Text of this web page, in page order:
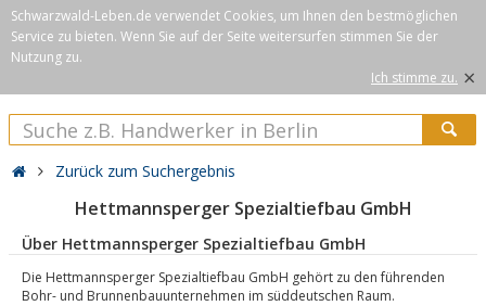
Schwarzwald-Leben.de verwendet Cookies, um Ihnen den bestmöglichen
Service zu bieten. Wenn Sie auf der Seite weitersurfen stimmen Sie der
Nutzung zu.
Ich stimme zu. ×
Zurück zum Suchergebnis
Hettmannsperger Spezialtiefbau GmbH
Über Hettmannsperger Spezialtiefbau GmbH
Die Hettmannsperger Spezialtiefbau GmbH gehört zu den führenden
Bohr- und Brunnenbauunternehmen im süddeutschen Raum.